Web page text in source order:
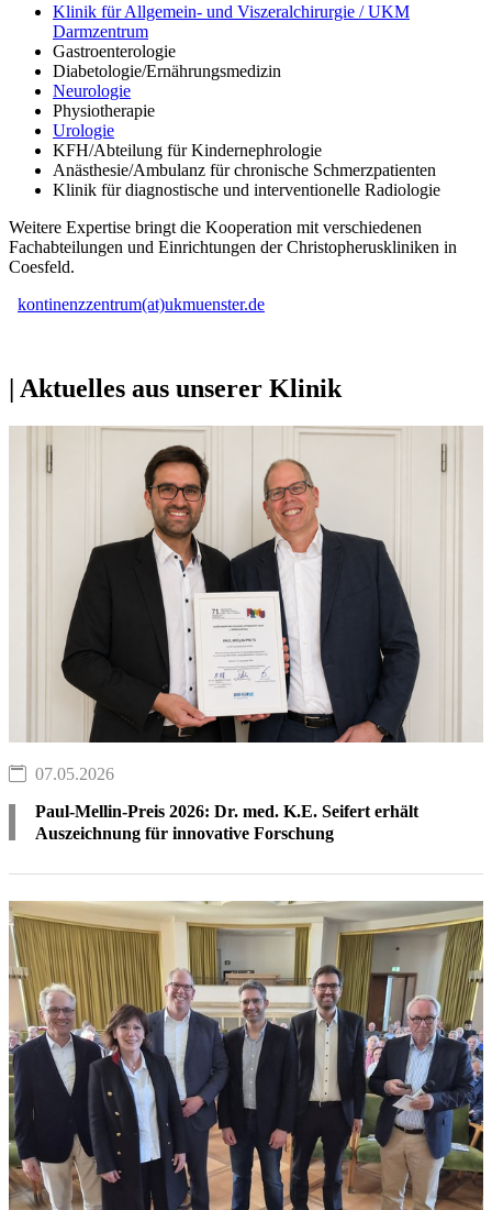
Klinik für Allgemein- und Viszeralchirurgie / UKM
Darmzentrum
Gastroenterologie
Diabetologie/Ernährungsmedizin
Neurologie
Physiotherapie
Urologie
KFH/Abteilung für Kindernephrologie
Anästhesie/Ambulanz für chronische Schmerzpatienten
Klinik für diagnostische und interventionelle Radiologie
Weitere Expertise bringt die Kooperation mit verschiedenen
Fachabteilungen und Einrichtungen der Christopheruskliniken in
Coesfeld.
kontinenzzentrum(at)ukmuenster.de
| Aktuelles aus unserer Klinik
07.05.2026
Paul-Mellin-Preis 2026: Dr. med. K.E. Seifert erhält
Auszeichnung für innovative Forschung